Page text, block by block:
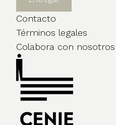
Contacto
Términos legales
Colabora con nosotros